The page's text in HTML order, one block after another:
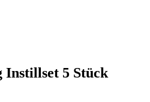
Instillset 5 Stück